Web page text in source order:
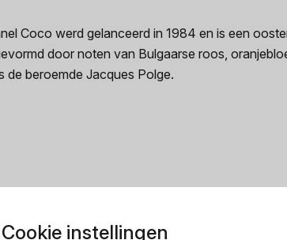
Coco werd gelanceerd in 1984 en is een
door noten van Bulgaarse roos,
de beroemde Jacques Polge.
Cookie instellingen